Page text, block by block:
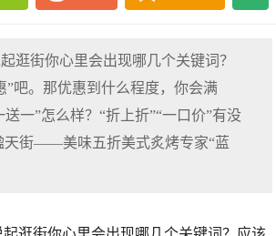
逛街你心里会出现哪几个关键词？
”吧。那优惠到什么程度，你会满
送一”怎么样？“折上折”“一口价”有没
街——美味五折美式炙烤专家“蓝